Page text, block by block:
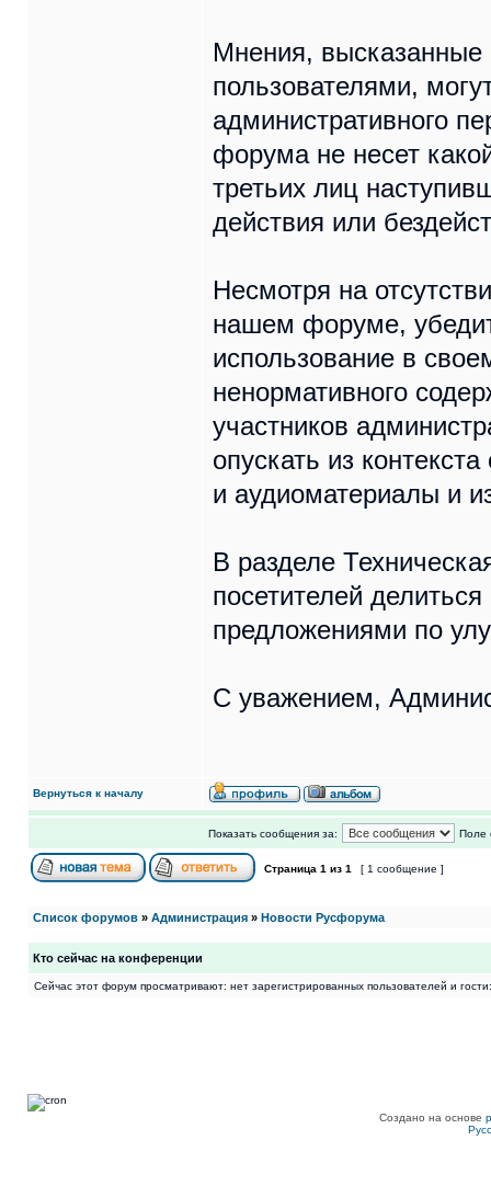
Мнения,
пользователями,
административного
форума не несет
третьих лиц
действия или
Несмотря на
нашем форуме,
использование в
ненормативного
участников
опускать из
и аудиоматериалы и
В разделе
посетителей
предложениями по
С уважением,
Вернуться к началу
Показать сообщения за: Поле
Страница 1 из 1 [ 1 сообщение ]
Список форумов » Администрация » Новости Русфорума
Кто сейчас на конференции
Сейчас этот форум просматривают: нет зарегистрированных пользователей и
Создано на основе